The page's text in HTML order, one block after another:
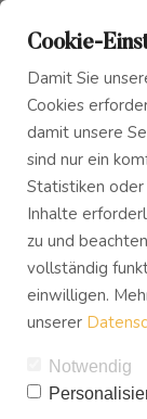
Das
Innerer
Blog
Podcast
Buch
Download
Acht
dich
Leben
leben
05.10.2022
8
Cookie-
Damit Sie
Cookies
damit unsere
sind nur ein
Statistiken
Inhalte
zu und
vollständig
einwilligen.
unserer
Notwendig